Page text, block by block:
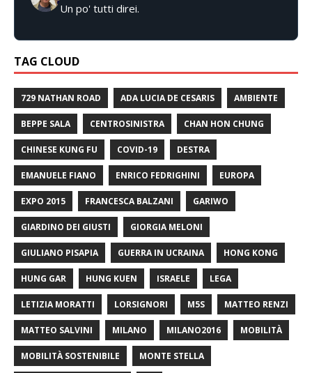
Un po' tutti direi.
TAG CLOUD
729 NATHAN ROAD ADA LUCIA DE CESARIS AMBIENTE
BEPPE SALA CENTROSINISTRA CHAN HON CHUNG
CHINESE KUNG FU COVID-19 DESTRA
EMANUELE FIANO ENRICO FEDRIGHINI EUROPA
EXPO 2015 FRANCESCA BALZANI GARIWO
GIARDINO DEI GIUSTI GIORGIA MELONI
GIULIANO PISAPIA GUERRA IN UCRAINA HONG KONG
HUNG GAR HUNG KUEN ISRAELE LEGA
LETIZIA MORATTI LORSIGNORI M5S MATTEO RENZI
MATTEO SALVINI MILANO MILANO2016 MOBILITÀ
MOBILITÀ SOSTENIBILE MONTE STELLA